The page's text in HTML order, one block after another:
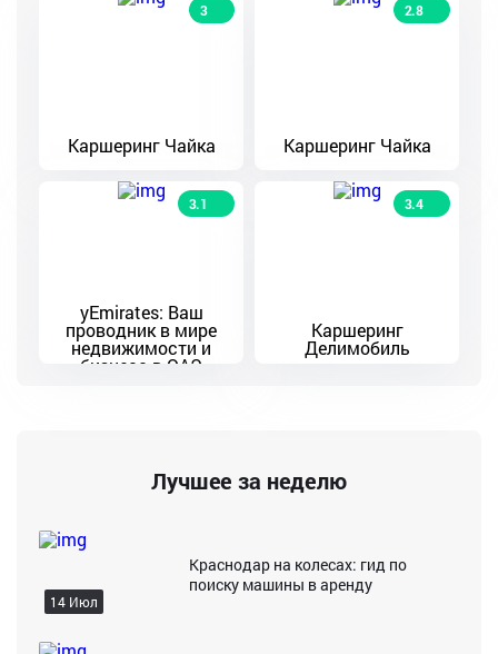
3
Каршеринг Чайка
2.8
Каршеринг Чайка
3.1
yEmirates: Ваш
проводник в мире
недвижимости и
бизнеса в ОАЭ
3.4
Каршеринг
Делимобиль
Лучшее за неделю
14 Июл
Краснодар на колесах: гид по
поиску машины в аренду